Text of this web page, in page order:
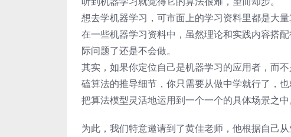
想去学机器学习，可市面上的学习资料里都是大
在一些机器学习资料中，虽然理论和实践内容搭
际问题了还是不会做。
其实，如果你定位自己是机器学习的应用者，而
磕算法的推导细节，你只需要从做中学就行了，
把算法模型灵活地运用到一个一个的具体场景之中
为此，我们特意邀请到了黄佳老师，他根据自己